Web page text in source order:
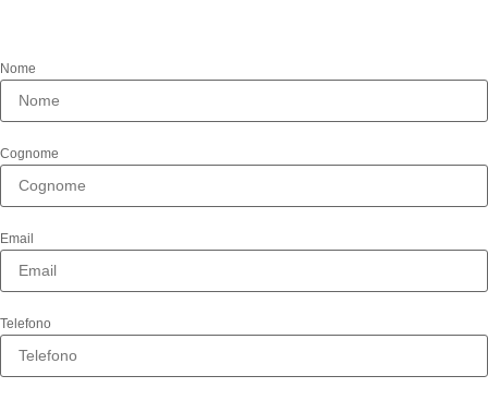
Nome
Cognome
Email
Telefono